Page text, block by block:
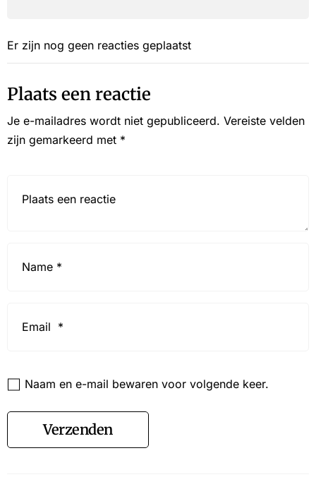
Er zijn nog geen reacties geplaatst
Plaats een reactie
Je e-mailadres wordt niet gepubliceerd. Vereiste velden
zijn gemarkeerd met *
Naam en e-mail bewaren voor volgende keer.
Verzenden